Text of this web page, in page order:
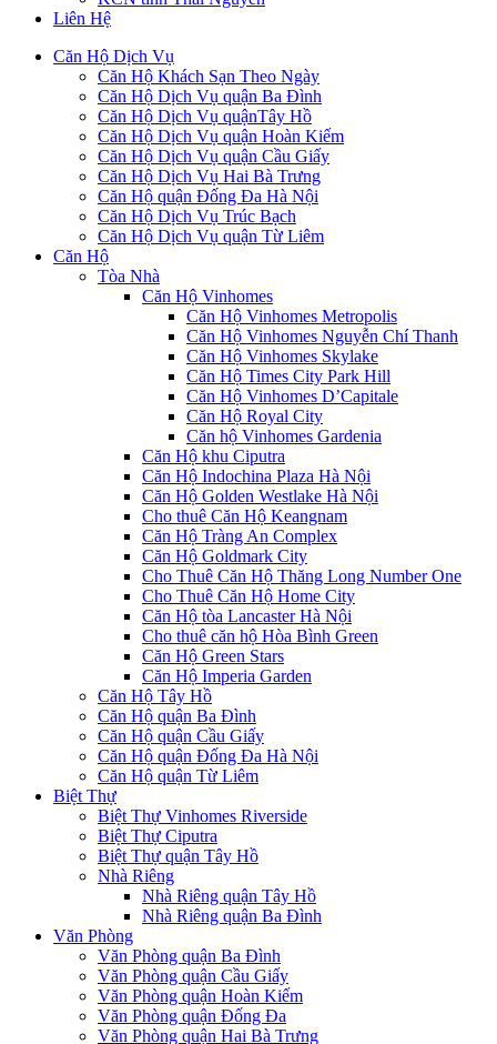
Liên Hệ
Căn Hộ Dịch Vụ
Căn Hộ Khách Sạn Theo Ngày
Căn Hộ Dịch Vụ quận Ba Đình
Căn Hộ Dịch Vụ quậnTây Hồ
Căn Hộ Dịch Vụ quận Hoàn Kiếm
Căn Hộ Dịch Vụ quận Cầu Giấy
Căn Hộ Dịch Vụ Hai Bà Trưng
Căn Hộ quận Đống Đa Hà Nội
Căn Hộ Dịch Vụ Trúc Bạch
Căn Hộ Dịch Vụ quận Từ Liêm
Căn Hộ
Tòa Nhà
Căn Hộ Vinhomes
Căn Hộ Vinhomes Metropolis
Căn Hộ Vinhomes Nguyễn Chí Thanh
Căn Hộ Vinhomes Skylake
Căn Hộ Times City Park Hill
Căn Hộ Vinhomes D’Capitale
Căn Hộ Royal City
Căn hộ Vinhomes Gardenia
Căn Hộ khu Ciputra
Căn Hộ Indochina Plaza Hà Nội
Căn Hộ Golden Westlake Hà Nội
Cho thuê Căn Hộ Keangnam
Căn Hộ Tràng An Complex
Căn Hộ Goldmark City
Cho Thuê Căn Hộ Thăng Long Number One
Cho Thuê Căn Hộ Home City
Căn Hộ tòa Lancaster Hà Nội
Cho thuê căn hộ Hòa Bình Green
Căn Hộ Green Stars
Căn Hộ Imperia Garden
Căn Hộ Tây Hồ
Căn Hộ quận Ba Đình
Căn Hộ quận Cầu Giấy
Căn Hộ quận Đống Đa Hà Nội
Căn Hộ quận Từ Liêm
Biệt Thự
Biệt Thự Vinhomes Riverside
Biệt Thự Ciputra
Biệt Thự quận Tây Hồ
Nhà Riêng
Nhà Riêng quận Tây Hồ
Nhà Riêng quận Ba Đình
Văn Phòng
Văn Phòng quận Ba Đình
Văn Phòng quận Cầu Giấy
Văn Phòng quận Hoàn Kiếm
Văn Phòng quận Đống Đa
Văn Phòng quận Hai Bà Trưng